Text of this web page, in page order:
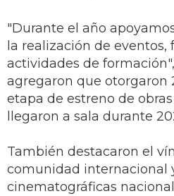
"Durante el año
la realización de eventos,
actividades de
agregaron que otorgaron
etapa de estreno de
llegaron a sala durante
También destacaron el
comunidad internacional
cinematográficas